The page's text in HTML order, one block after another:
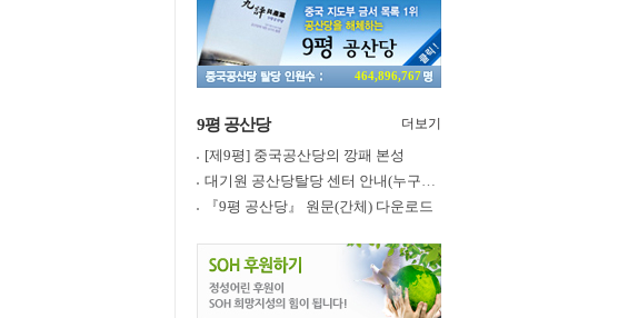
464,896,767
9평 공산당 더보기
[제9평] 중국공산당의 깡패 본성
대기원 공산당탈당 센터 안내(누구나 쉽게 退黨, 退團, 退隊 가능)
『9평 공산당』 원문(간체) 다운로드